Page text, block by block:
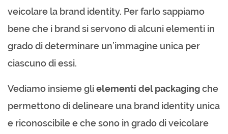
veicolare la brand identity. Per farlo sappiamo
bene che i brand si servono di alcuni elementi in
grado di determinare un’immagine unica per
ciascuno di essi.
Vediamo insieme glielementi del packagingche
permettono di delineare una brand identity unica
e riconoscibile e che sono in grado di veicolare